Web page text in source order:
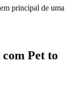
principal de uma
Pet to